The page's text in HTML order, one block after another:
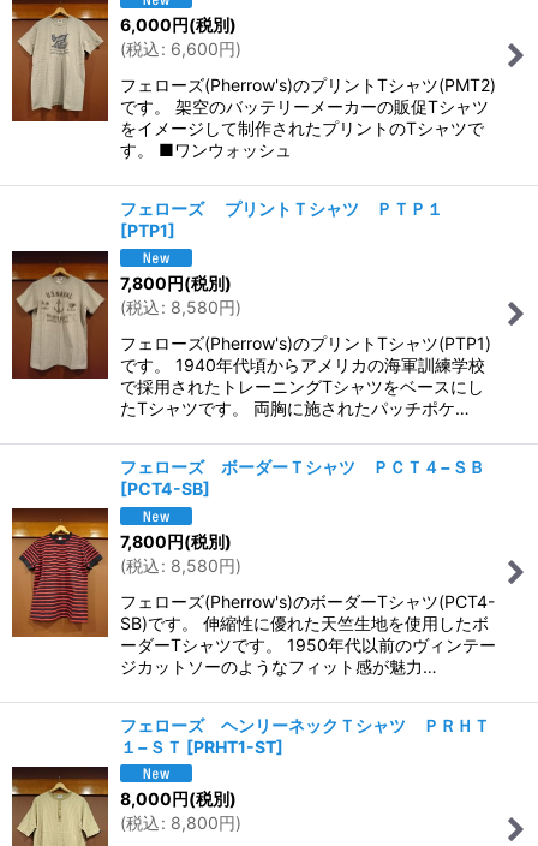
6,000円(税別)
(税込: 6,600円)
フェローズ(Pherrow's)のプリントTシャツ(PMT2)
です。 架空のバッテリーメーカーの販促Tシャツ
をイメージして制作されたプリントのTシャツで
す。 ■ワンウォッシュ
フェローズ プリントＴシャツ ＰＴＰ１
[PTP1]
7,800円(税別)
(税込: 8,580円)
フェローズ(Pherrow's)のプリントTシャツ(PTP1)
です。 1940年代頃からアメリカの海軍訓練学校
で採用されたトレーニングTシャツをベースにし
たTシャツです。 両胸に施されたパッチポケ…
フェローズ ボーダーＴシャツ ＰＣＴ４−ＳＢ
[PCT4-SB]
7,800円(税別)
(税込: 8,580円)
フェローズ(Pherrow's)のボーダーTシャツ(PCT4-
SB)です。 伸縮性に優れた天竺生地を使用したボ
ーダーTシャツです。 1950年代以前のヴィンテー
ジカットソーのようなフィット感が魅力…
フェローズ ヘンリーネックＴシャツ ＰＲＨＴ
１−ＳＴ [PRHT1-ST]
8,000円(税別)
(税込: 8,800円)